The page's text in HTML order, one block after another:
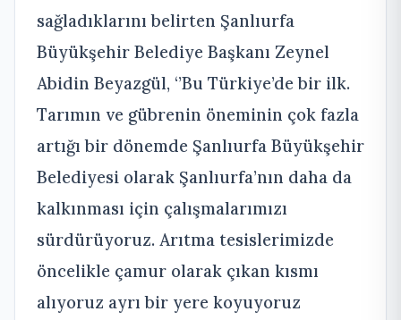
sağladıklarını belirten Şanlıurfa
Büyükşehir Belediye Başkanı Zeynel
Abidin Beyazgül, ‘’Bu Türkiye’de bir ilk.
Tarımın ve gübrenin öneminin çok fazla
artığı bir dönemde Şanlıurfa Büyükşehir
Belediyesi olarak Şanlıurfa’nın daha da
kalkınması için çalışmalarımızı
sürdürüyoruz. Arıtma tesislerimizde
öncelikle çamur olarak çıkan kısmı
alıyoruz ayrı bir yere koyuyoruz